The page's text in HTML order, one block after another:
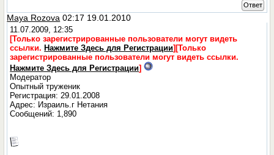
Ответ
Maya Rozova 02:17 19.01.2010
11.07.2009, 12:35
[Только зарегистрированные пользователи могут видеть
ссылки. Нажмите Здесь для Регистрации] [Только
зарегистрированные пользователи могут видеть ссылки.
Нажмите Здесь для Регистрации]
Модератор
Опытный труженик
Регистрация: 29.01.2008
Адрес: Израиль.г Нетания
Сообщений: 1,890